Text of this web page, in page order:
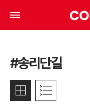
#송리단길